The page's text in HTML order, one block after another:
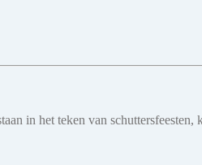
in het teken van